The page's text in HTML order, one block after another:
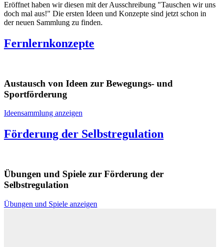
Eröffnet haben wir diesen mit der Ausschreibung "Tauschen wir uns
doch mal aus!" Die ersten Ideen und Konzepte sind jetzt schon in
der neuen Sammlung zu finden.
Fernlernkonzepte
Austausch von Ideen zur Bewegungs- und
Sportförderung
Ideensammlung anzeigen
Förderung der Selbstregulation
Übungen und Spiele zur Förderung der
Selbstregulation
Übungen und Spiele anzeigen